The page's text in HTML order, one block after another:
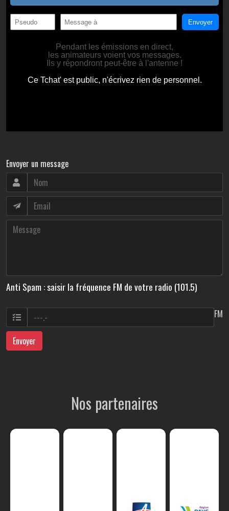
Envoyer un message
Anti Spam : saisir la fréquence FM de votre radio (101.5)
FM
Envoyer
Nos partenaires